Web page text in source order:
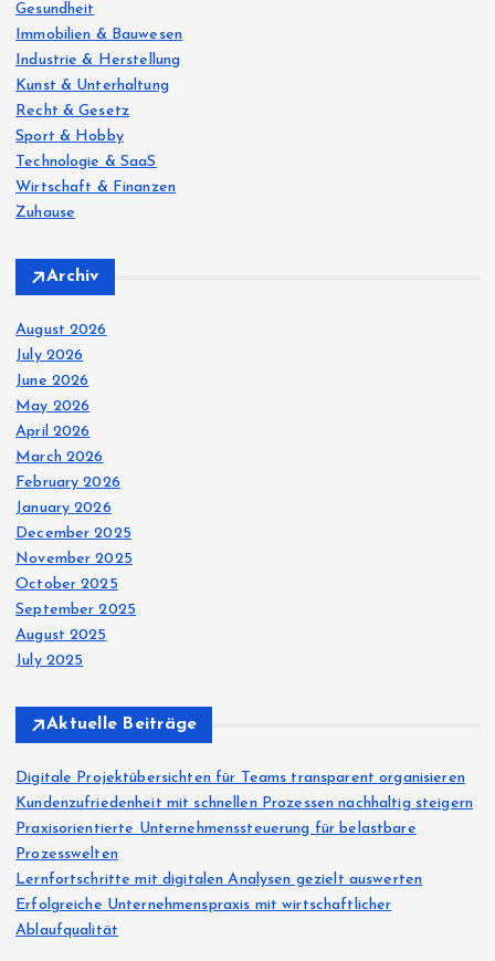
Gesundheit
Immobilien & Bauwesen
Industrie & Herstellung
Kunst & Unterhaltung
Recht & Gesetz
Sport & Hobby
Technologie & SaaS
Wirtschaft & Finanzen
Zuhause
Archiv
August 2026
July 2026
June 2026
May 2026
April 2026
March 2026
February 2026
January 2026
December 2025
November 2025
October 2025
September 2025
August 2025
July 2025
Aktuelle Beiträge
Digitale Projektübersichten für Teams transparent organisieren
Kundenzufriedenheit mit schnellen Prozessen nachhaltig steigern
Praxisorientierte Unternehmenssteuerung für belastbare
Prozesswelten
Lernfortschritte mit digitalen Analysen gezielt auswerten
Erfolgreiche Unternehmenspraxis mit wirtschaftlicher
Ablaufqualität